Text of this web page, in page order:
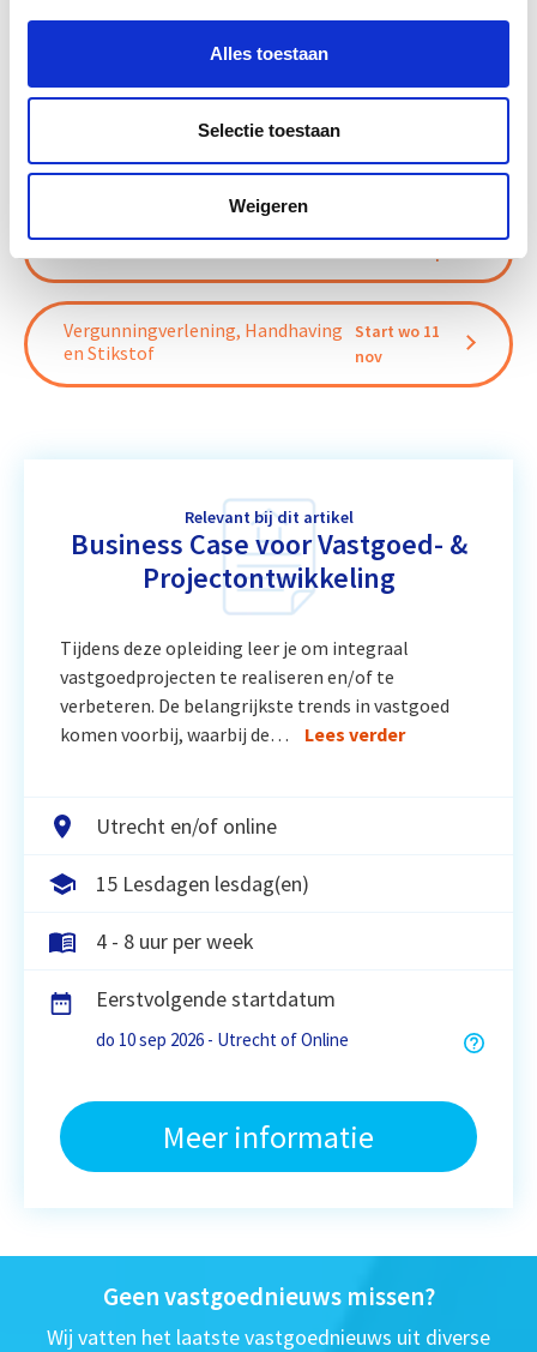
Alles toestaan
Selectie toestaan
Weigeren
Boeiend verhaal? Duik dan eens
in deze opleidingen:
Projectontwikkeling
10 sep
Vergunningverlening, Handhaving
en Stikstof
Start wo 11
nov
Relevant bij dit artikel
Business Case voor Vastgoed- &
Projectontwikkeling
Tijdens deze opleiding leer je om integraal
vastgoedprojecten te realiseren en/of te
verbeteren. De belangrijkste trends in vastgoed
komen voorbij, waarbij de…
Lees verder
Utrecht en/of online
15 Lesdagen lesdag(en)
4 - 8 uur per week
Eerstvolgende startdatum
do 10 sep 2026 - Utrecht of Online
Meer informatie
Geen vastgoednieuws missen?
Wij vatten het laatste vastgoednieuws uit diverse